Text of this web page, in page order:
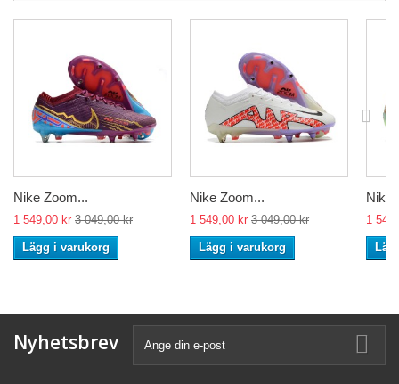
Nike Zoom...
1 549,00 kr 3 049,00 kr
Lägg i varukorg
Nike Zoom...
1 549,00 kr 3 049,00 kr
Lägg i varukorg
Nike
1
Nyhetsbrev